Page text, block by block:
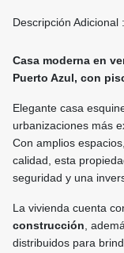
Descripción Adicional :
Casa moderna en
Puerto Azul, con
Elegante casa
urbanizaciones más
Con amplios
calidad, esta
seguridad y una
La vivienda cuenta
construcción ,
distribuidos para